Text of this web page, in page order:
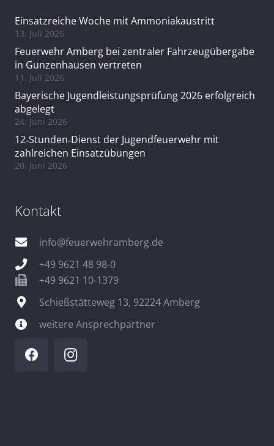
Einsatzreiche Woche mit Ammoniakaustritt
13. Juli 2026
Feuerwehr Amberg bei zentraler Fahrzeugübergabe
in Gunzenhausen vertreten
11. Juli 2026
Bayerische Jugendleistungsprüfung 2026 erfolgreich
abgelegt
24. Juni 2026
12‑Stunden‑Dienst der Jugendfeuerwehr mit
zahlreichen Einsatzübungen
20. Juni 2026
Kontakt
info@feuerwehramberg.de
+49 9621 48 98-0
+49 9621 10-1379
Schießstätteweg 13, 92224 Amberg
weitere Ansprechpartner